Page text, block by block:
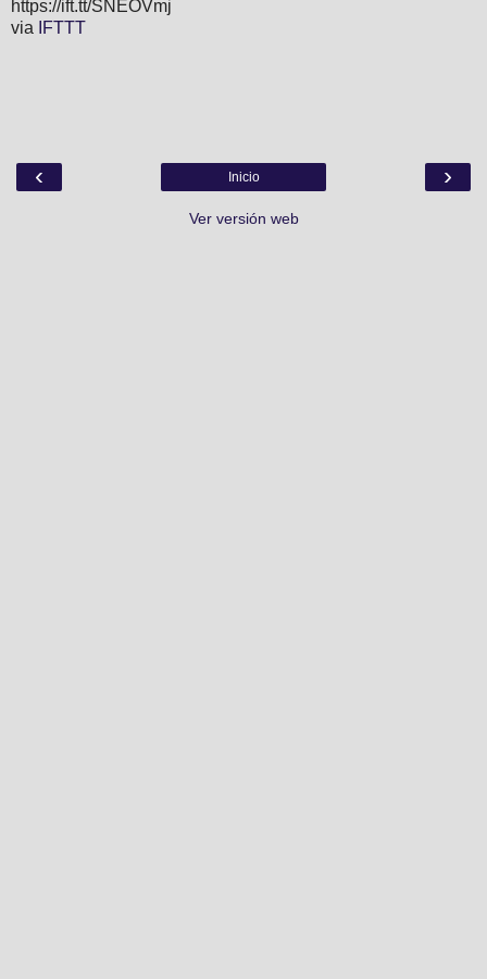
https://ift.tt/SNEOVmj
via
IFTTT
‹ ›
Inicio
Ver versión web